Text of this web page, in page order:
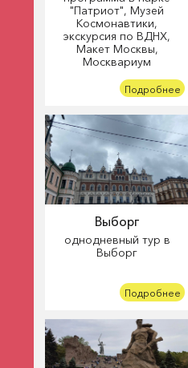
"Патриот", Музей
Космонавтики,
экскурсия по ВДНХ,
Макет Москвы,
Москвариум
Подробнее
Выборг
однодневный тур в
Выборг
Подробнее